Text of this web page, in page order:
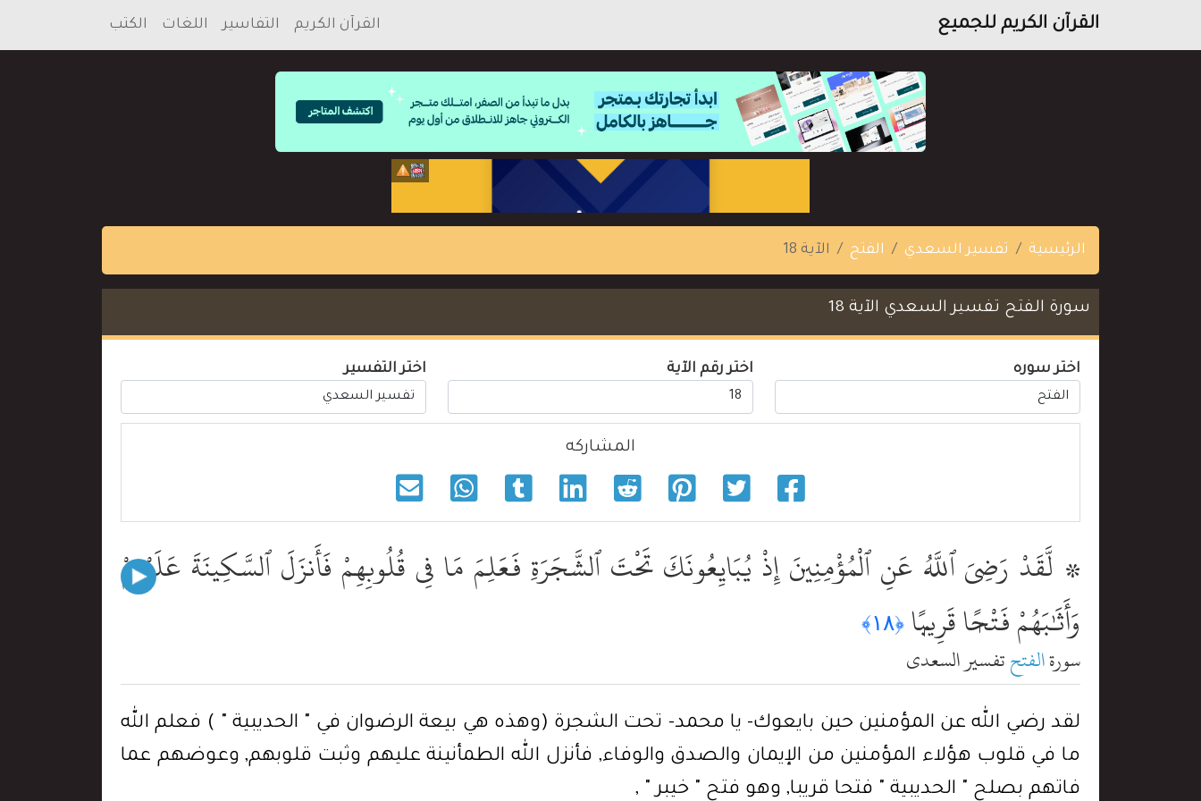
القرآن الكريم للجميع القرآن الكريم التفاسير اللغات الكتب
الرئيسية تفسير السعدي الفتح الآية 18
سورة الفتح تفسير السعدي الآية 18
اختر سوره اختر رقم الآية اختر التفسير
المشاركه
۞ لَّقَدْ رَضِىَ ٱللَّهُ عَنِ ٱلْمُؤْمِنِينَ إِذْ يُبَايِعُونَكَ تَحْتَ ٱلشَّجَرَةِ فَعَلِمَ مَا فِى قُلُوبِهِمْ فَأَنزَلَ ٱلسَّكِينَةَ عَلَيْهِمْ
وَأَثَٰبَهُمْ فَتْحًۭا قَرِيبًۭا ﴿١٨﴾
سورةالفتحتفسير السعدي
لقد رضي الله عن المؤمنين حين بايعوك- يا محمد- تحت الشجرة (وهذه هي بيعة الرضوان في " الحديبية " ) فعلم الله
ما في قلوب هؤلاء المؤمنين من الإيمان والصدق والوفاء, فأنزل الله الطمأنينة عليهم وثبت قلوبهم, وعوضهم عما
فاتهم بصلح " الحديبية " فتحا قريبا, وهو فتح " خيبر " ,